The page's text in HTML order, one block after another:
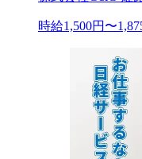
時給1,500円〜